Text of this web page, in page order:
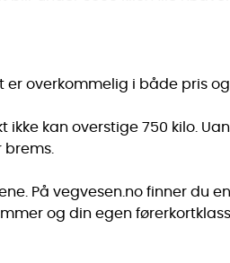
overkommelig i både pris
kan overstige 750 kilo.
På vegvesen.no finner du en
og din egen